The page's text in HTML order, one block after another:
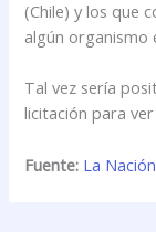
(Chile) y los que
algún organismo
Tal vez sería
licitación para
Fuente: La Nación